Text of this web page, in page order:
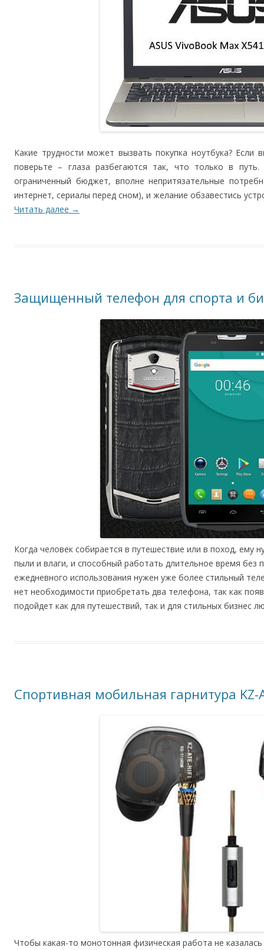
Какие трудности может вызвать покупка ноутбука? Если
поверьте – глаза разбегаются так, что только в
ограниченный бюджет, вполне непритязательные
интернет, сериалы перед сном), и желание обзавестись
Читать далее →
Защищенный телефон для спорта и
Когда человек собирается в путешествие или в поход,
пыли и влаги, и способный работать длительное время без
ежедневного использования нужен уже более стильный
нет необходимости приобретать два телефона, так как
подойдет как для путешествий, так и для стильных бизнес
Спортивная мобильная гарнитура KZ-
Чтобы какая-то монотонная физическая работа не